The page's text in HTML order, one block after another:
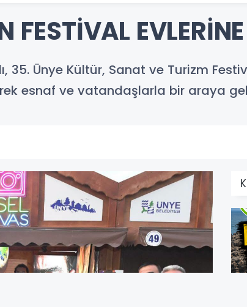
35. Ünye Kültür, Sanat ve Turizm
esnaf ve vatandaşlarla bir araya